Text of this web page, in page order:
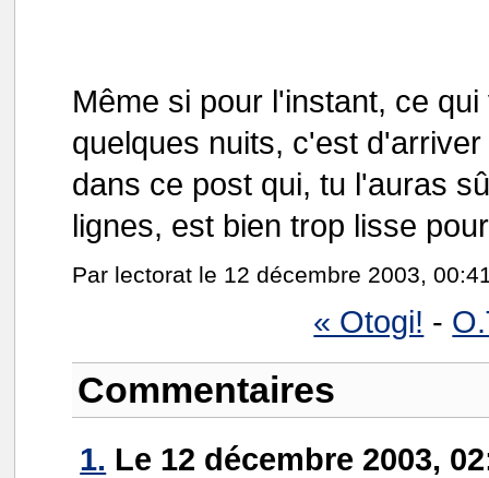
Même si pour l'instant, ce
quelques nuits, c'est
dans ce post qui, tu l'auras
lignes, est bien trop lisse
Par lectorat le 12 décembre 2003,
« Otogi! -
Commentaires
1. Le 12 décembre 2003,